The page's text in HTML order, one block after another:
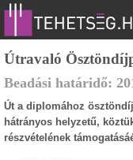
Útravaló
Beadási határidő:
Út a diplomához
hátrányos helyzetű,
részvételének